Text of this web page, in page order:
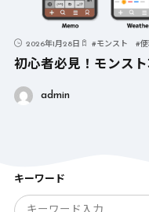
2026年1月28日 #モンスト #
初心者必見！モンス
admin
キーワード